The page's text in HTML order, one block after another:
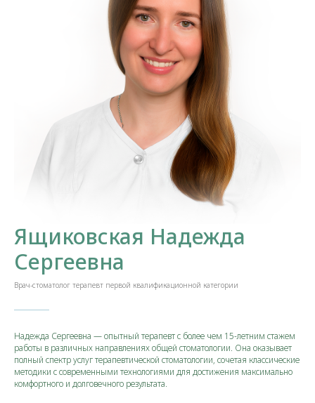
Ящиковская Надежда
Сергеевна
Врач-стоматолог терапевт первой квалификационной категории
Надежда Сергеевна — опытный терапевт с более чем 15-летним стажем
работы в различных направлениях общей стоматологии. Она оказывает
полный спектр услуг терапевтической стоматологии, сочетая классические
методики с современными технологиями для достижения максимально
комфортного и долговечного результата.